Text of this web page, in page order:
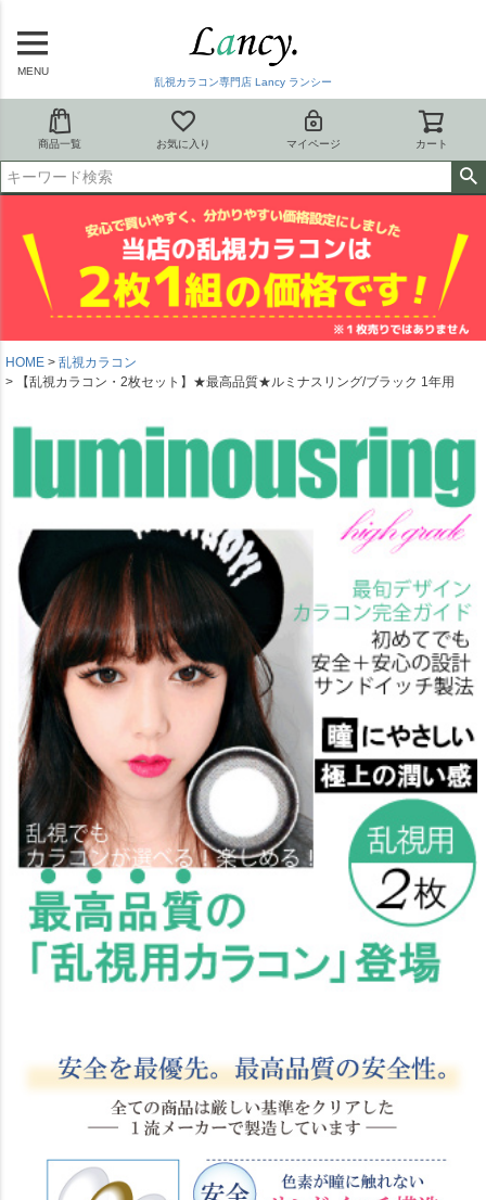
MENU
乱視カラコン専門店 Lancy ランシー
商品一覧 お気に入り マイページ カート
HOME
乱視カラコン
【乱視カラコン・2枚セット】★最高品質★ルミナスリング/ブラック 1年用